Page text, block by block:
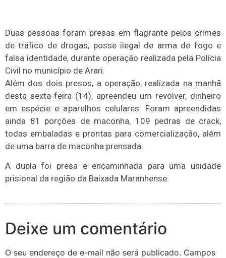
Duas pessoas foram presas em flagrante pelos crimes
de tráfico de drogas, posse ilegal de arma de fogo e
falsa identidade, durante operação realizada pela Polícia
Civil no município de Arari.
Além dos dois presos, a operação, realizada na manhã
desta sexta-feira (14), apreendeu um revólver, dinheiro
em espécie e aparelhos celulares. Foram apreendidas
ainda 81 porções de maconha, 109 pedras de crack,
todas embaladas e prontas para comercialização, além
de uma barra de maconha prensada.
A dupla foi presa e encaminhada para uma unidade
prisional da região da Baixada Maranhense.
Deixe um comentário
O seu endereço de e-mail não será publicado. Campos